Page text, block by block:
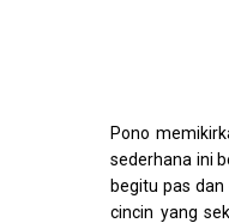
Pono
sederhana ini
begitu pas
cincin yang